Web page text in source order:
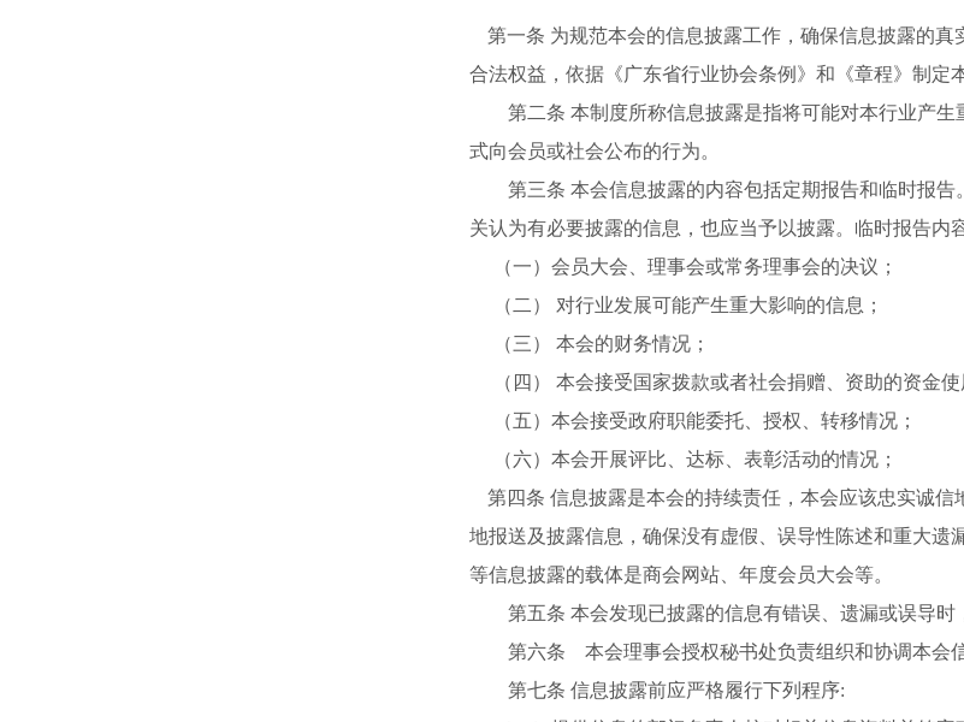
第一条 为规范本会的信息披露工作，确保信息披露的
合法权益，依据《广东省行业协会条例》和《章程》制定
第二条 本制度所称信息披露是指将可能对本行业产
式向会员或社会公布的行为。
第三条 本会信息披露的内容包括定期报告和临时报
关认为有必要披露的信息，也应当予以披露。临时报告内
（一）会员大会、理事会或常务理事会的决议；
（二） 对行业发展可能产生重大影响的信息；
（三） 本会的财务情况；
（四） 本会接受国家拨款或者社会捐赠、资助的资金使
（五）本会接受政府职能委托、授权、转移情况；
（六）本会开展评比、达标、表彰活动的情况；
第四条 信息披露是本会的持续责任，本会应该忠实诚
地报送及披露信息，确保没有虚假、误导性陈述和重大
等信息披露的载体是商会网站、年度会员大会等。
第五条 本会发现已披露的信息有错误、遗漏或误导
第六条 本会理事会授权秘书处负责组织和协调本会信
第七条 信息披露前应严格履行下列程序: